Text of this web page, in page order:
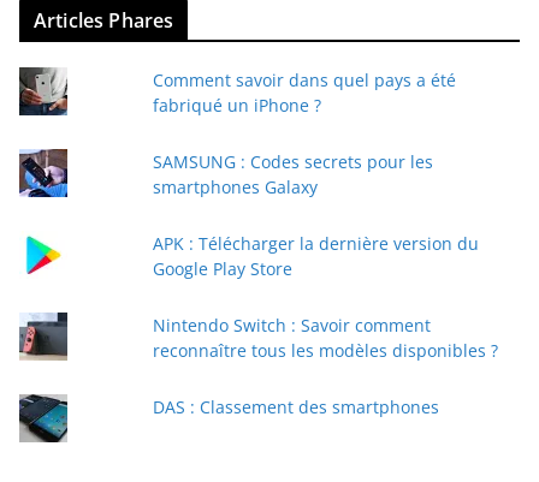
Articles Phares
Comment savoir dans quel pays a été
fabriqué un iPhone ?
SAMSUNG : Codes secrets pour les
smartphones Galaxy
APK : Télécharger la dernière version du
Google Play Store
Nintendo Switch : Savoir comment
reconnaître tous les modèles disponibles ?
DAS : Classement des smartphones